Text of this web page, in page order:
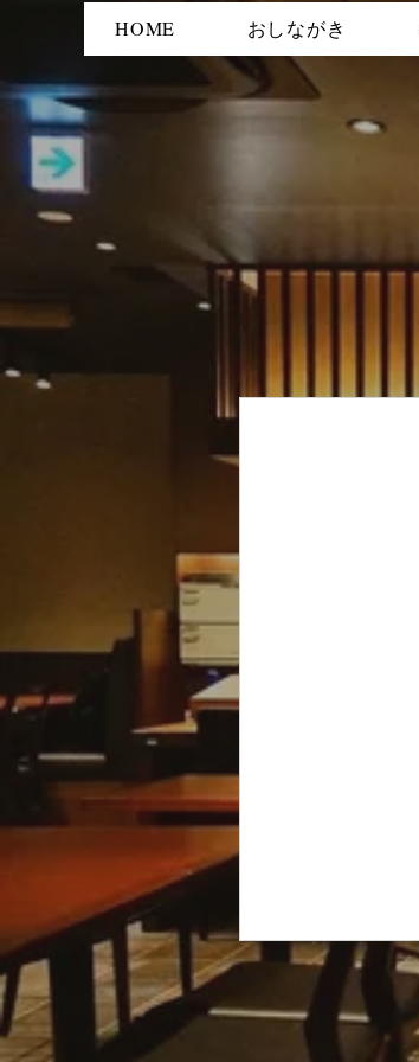
HOME おしながき